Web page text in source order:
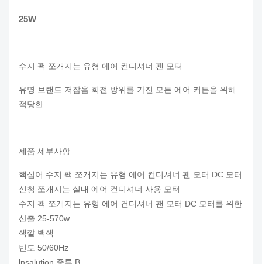
25W
수지 팩 쪼개지는 유형 에어 컨디셔너 팬 모터
유명 브랜드 저잡음 회전 방위를 가진 모든 에어 커튼을 위해
적당한.
제품 세부사항
핵심어 수지 팩 쪼개지는 유형 에어 컨디셔너 팬 모터 DC 모터
신청 쪼개지는 실내 에어 컨디셔너 사용 모터
수지 팩 쪼개지는 유형 에어 컨디셔너 팬 모터 DC 모터를 위한
산출 25-570w
색깔 백색
빈도 50/60Hz